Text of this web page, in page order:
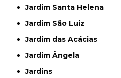
Jardim Santa Helena
Jardim São Luiz
Jardim das Acácias
Jardim Ângela
Jardins